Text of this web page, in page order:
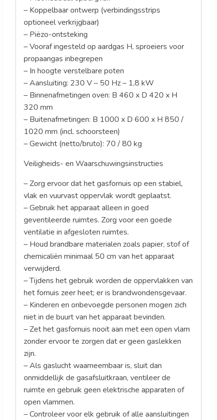
– Koppelbaar ontwerp (verbindingsstrips
optioneel verkrijgbaar)
– Piëzo-ontsteking
– Vooraf ingesteld op aardgas H, sproeiers voor
propaangas inbegrepen
– In hoogte verstelbare poten
– Aansluiting: 230 V – 50 Hz – 1,8 kW
– Binnenafmetingen oven: B 460 x D 420 x H
320 mm
– Buitenafmetingen: B 1000 x D 600 x H 850 /
1020 mm (incl. schoorsteen)
– Gewicht (netto/bruto): 70 / 80 kg
Veiligheids- en Waarschuwingsinstructies
– Zorg ervoor dat het gasfornuis op een stabiel,
vlak en vuurvast oppervlak wordt geplaatst.
– Gebruik het apparaat alleen in goed
geventileerde ruimtes. Zorg voor een goede
ventilatie in afgesloten ruimtes.
– Houd brandbare materialen zoals papier, stof of
chemicaliën minimaal 50 cm van het apparaat
verwijderd.
– Tijdens het gebruik worden de oppervlakken van
het fornuis zeer heet; er is brandwondensgevaar.
– Kinderen en onbevoegde personen mogen zich
niet in de buurt van het apparaat bevinden.
– Zet het gasfornuis nooit aan met een open vlam
zonder ervoor te zorgen dat er geen gaslekken
zijn.
– Als gaslucht waarneembaar is, sluit dan
onmiddellijk de gasafsluitkraan, ventileer de
ruimte en gebruik geen elektrische apparaten of
open vlammen.
– Controleer voor elk gebruik of alle aansluitingen